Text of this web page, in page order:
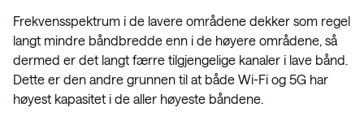
Frekvensspektrum i de lavere områdene dekker som regel
langt mindre båndbredde enn i de høyere områdene, så
dermed er det langt færre tilgjengelige kanaler i lave bånd.
Dette er den andre grunnen til at både Wi-Fi og 5G har
høyest kapasitet i de aller høyeste båndene.